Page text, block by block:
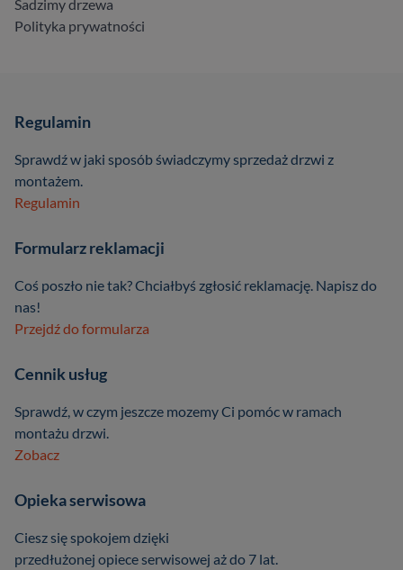
Sadzimy drzewa
Polityka prywatności
Regulamin
Sprawdź w jaki sposób świadczymy sprzedaż drzwi z
montażem.
Regulamin
Formularz reklamacji
Coś poszło nie tak? Chciałbyś zgłosić reklamację. Napisz do
nas!
Przejdź do formularza
Cennik usług
Sprawdź, w czym jeszcze mozemy Ci pomóc w ramach
montażu drzwi.
Zobacz
Opieka serwisowa
Ciesz się spokojem dzięki
przedłużonej opiece serwisowej aż do 7 lat.